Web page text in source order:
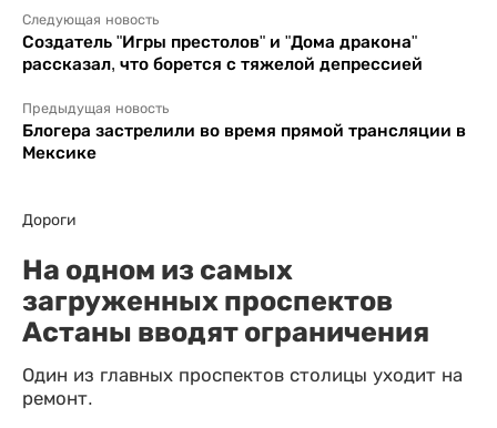
Следующая новость
Создатель "Игры престолов" и "Дома дракона"
рассказал, что борется с тяжелой депрессией
Предыдущая новость
Блогера застрелили во время прямой трансляции в
Мексике
Дороги
На одном из самых
загруженных проспектов
Астаны вводят ограничения
Один из главных проспектов столицы уходит на
ремонт.